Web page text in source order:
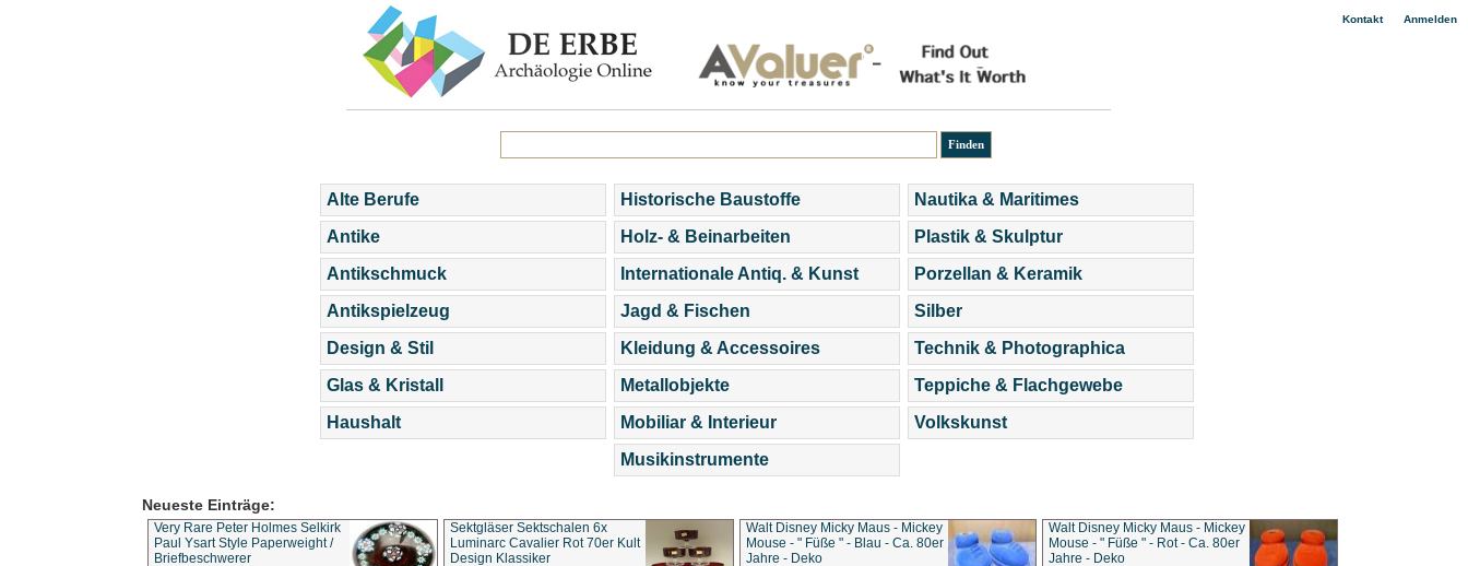
Kontakt| Anmelden
Alte Berufe
Antike
Antikschmuck
Antikspielzeug
Design & Stil
Glas & Kristall
Haushalt
Historische Baustoffe
Holz- & Beinarbeiten
Internationale Antiq. & Kunst
Jagd & Fischen
Kleidung & Accessoires
Metallobjekte
Mobiliar & Interieur
Musikinstrumente
Nautika & Maritimes
Plastik & Skulptur
Porzellan & Keramik
Silber
Technik & Photographica
Teppiche & Flachgewebe
Volkskunst
Neueste Einträge:
Very Rare Peter Holmes Selkirk
Paul Ysart Style Paperweight /
Briefbeschwerer
Sektgläser Sektschalen 6x
Luminarc Cavalier Rot 70er Kult
Design Klassiker
Walt Disney Micky Maus - Mickey
Mouse - " Füße " - Blau - Ca. 80er
Jahre - Deko
Walt Disney Micky Maus - Mickey
Mouse - " Füße " - Rot - Ca. 80er
Jahre - Deko